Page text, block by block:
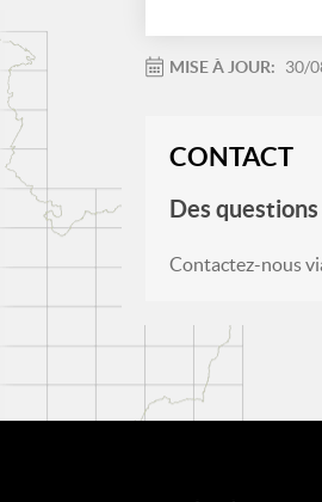
MISE À JOUR: 30/
CONTACT
Des
Contactez-nous